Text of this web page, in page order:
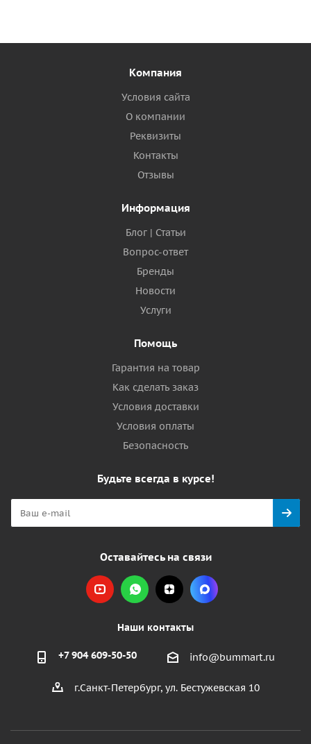
Компания
Условия сайта
О компании
Реквизиты
Контакты
Отзывы
Информация
Блог | Статьи
Вопрос-ответ
Бренды
Новости
Услуги
Помощь
Гарантия на товар
Как сделать заказ
Условия доставки
Условия оплаты
Безопасность
Будьте всегда в курсе!
Оставайтесь на связи
Наши контакты
+7 904 609-50-50 info@bummart.ru
г.Санкт-Петербург, ул. Бестужевская 10